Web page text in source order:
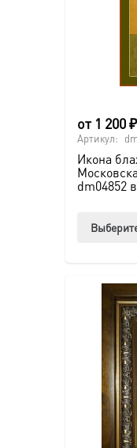
от 1 200₽
Артикул:
Икона
dm04852